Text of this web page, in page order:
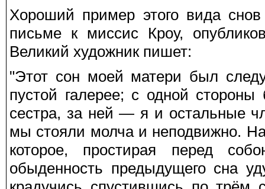
Хороший пример этого вида
письме к миссис Кроу,
Великий художник пишет:
"Этот сон моей матери был
пустой галерее; с одной
сестра, за ней — я и остальные
мы стояли молча и неподвижно.
которое, простирая перед
обыденность предыдущего сна